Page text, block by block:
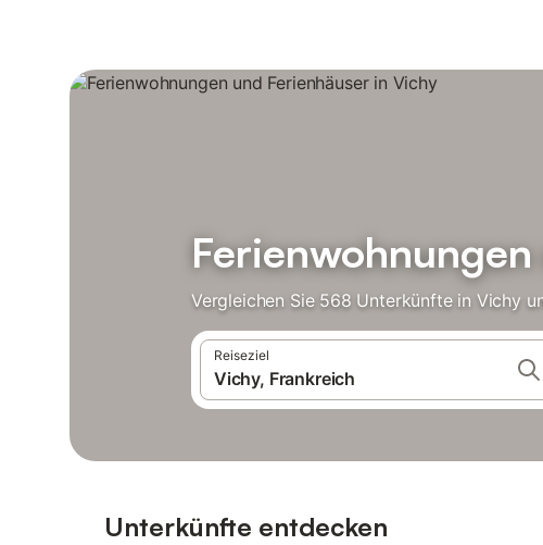
Vergleichen Sie 568 Unterkünfte in Vichy
Reiseziel
Unterkünfte entdecken